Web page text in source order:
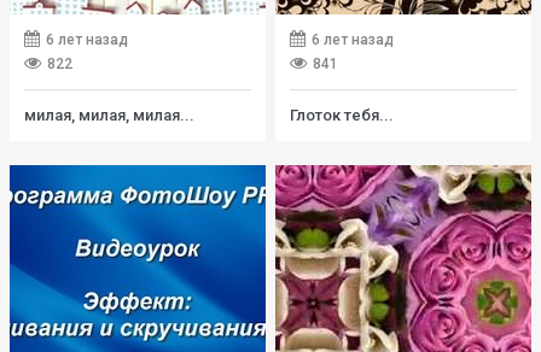
6 лет назад
822
милая, милая, милая...
6 лет назад
841
Глоток тебя...